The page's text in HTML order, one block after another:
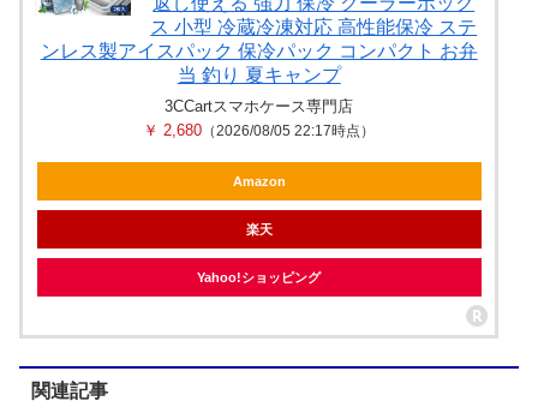
ス 小型 冷蔵冷凍対応 高性能保冷 ステ
ンレス製アイスパック 保冷パック コンパクト お弁
当 釣り 夏キャンプ
3CCartスマホケース専門店
￥ 2,680 （2026/08/05 22:17時点）
Amazon
楽天
Yahoo!ショッピング
関連記事